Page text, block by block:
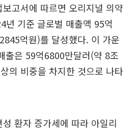
고서에 따르면 오리지널 의약
년 기준 글로벌 매출액 95억
억원)를 달성했다. 이 가운
출은 59억6800만달러(약 8조
의 비중을 차지한 것으로 나타
환자 증가세에 따라 아일리